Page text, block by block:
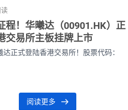
程！华曦达（00901.HK）正
交易所主板挂牌上市
达正式登陆香港交易所！股票代码：
阅读更多